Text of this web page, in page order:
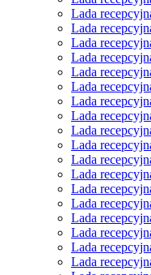
Lada
Lada
Lada
Lada
Lada
Lada
Lada
Lada
Lada
Lada
Lada
Lada
Lada
Lada
Lada
Lada
Lada
Lada